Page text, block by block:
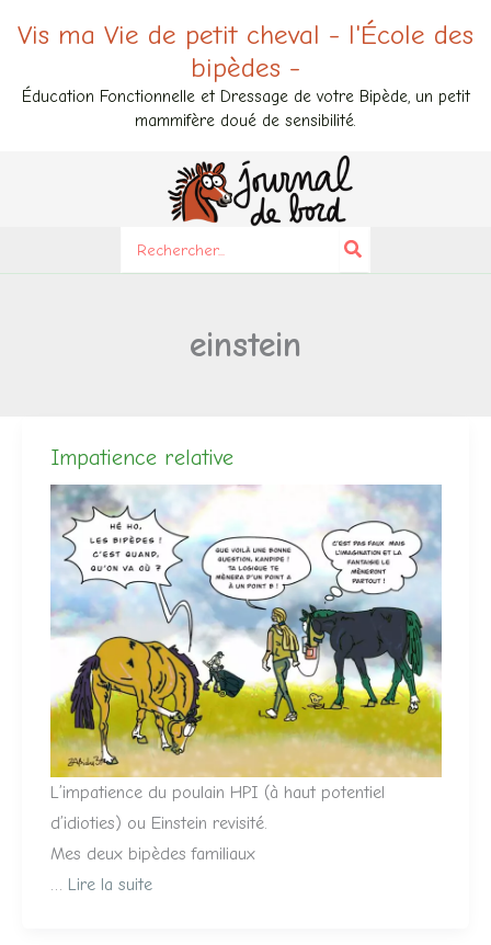
Vis ma Vie de petit cheval - l'École des
bipèdes -
Éducation Fonctionnelle et Dressage de votre Bipède, un petit
mammifère doué de sensibilité.
for:
einstein
Impatience relative
L’impatience du poulain HPI (à haut potentiel
d’idioties) ou Einstein revisité.
Mes deux bipèdes familiaux
… Lire la suite